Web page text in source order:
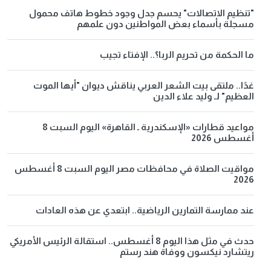
"تنظيم الاتصالات" يحسم جدل وجود خطوط هاتف محمول
مسجلة بأسماء بعض المواطنين دون علمهم
ما الحكمة من تحريم الربا؟.. الإفتاء تجيب
غدًا.. ملتقى بيت الشعر العربي يناقش ديوان "أيها الموت
العظيم" لـ وليد علاء الدين
مواعيد قطارات «الإسكندرية ـ القاهرة» اليوم السبت 8
أغسطس 2026
مواقيت الصلاة في محافظات مصر اليوم السبت 8 أغسطس
2026
عند ممارسة التمارين الرياضية.. ابتعدي عن هذه العادات
حدث في مثل هذا اليوم 8 أغسطس.. استقالة الرئيس الأمريكي
ريتشارد نيكسون ووفاة هند رستم